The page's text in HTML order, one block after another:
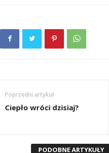
Poprzedni artykuł
Ciepło wróci dzisiaj?
PODOBNE ARTYKUŁY